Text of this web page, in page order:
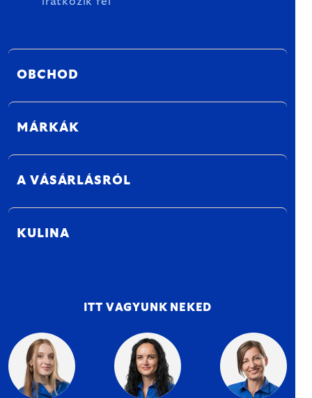
OBCHOD
MÁRKÁK
A VÁSÁRLÁSRÓL
KULINA
ITT VAGYUNK NEKED